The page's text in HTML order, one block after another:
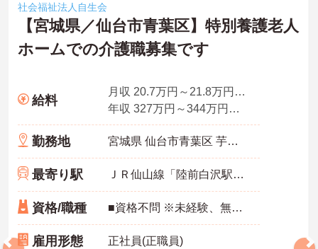
社会福祉法人自生会
【宮城県／仙台市青葉区】特別養護老人
ホームでの介護職募集です
給料
月収 20.7万円～21.8万円程度 基本給※短大・専門卒モデル
年収 327万円～344万円程度
勤務地 宮城県 仙台市青葉区 芋沢字青野木531-4
最寄り駅 ＪＲ仙山線「陸前白沢駅」バス・車8分
資格/職種 ■資格不問 ※未経験、無資格の方にも一から指導いたします。 ※介護福祉士有資格者は優遇、資格手当あります。
雇用形態 正社員(正職員)